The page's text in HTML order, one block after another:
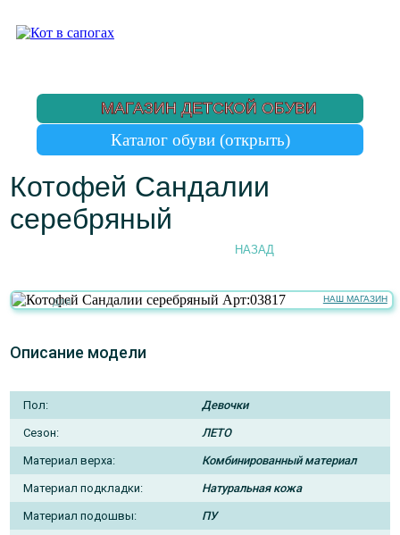
МАГАЗИН ДЕТСКОЙ ОБУВИ
Котофей Сандалии
серебряный
НАЗАД
для
девочек
НАШ МАГАЗИН
Описание модели
Пол: Девочки
Сезон: ЛЕТО
Материал верха: Комбинированный материал
Материал подкладки: Натуральная кожа
Материал подошвы: ПУ